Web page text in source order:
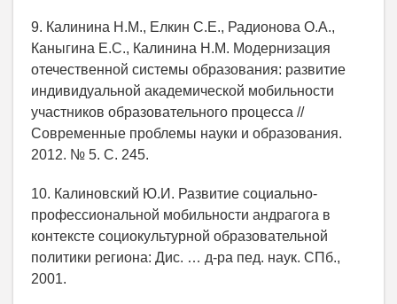
9. Калинина Н.М., Елкин С.Е., Радионова О.А.,
Каныгина Е.С., Калинина Н.М. Модернизация
отечественной системы образования: развитие
индивидуальной академической мобильности
участников образовательного процесса //
Современные проблемы науки и образования.
2012. № 5. C. 245.
10. Калиновский Ю.И. Развитие социально-
профессиональной мобильности андрагога в
контексте социокультурной образовательной
политики региона: Дис. … д-ра пед. наук. СПб.,
2001.